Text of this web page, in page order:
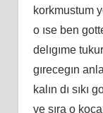
korkmustum
o ıse ben
delıgıme
gırecegın
kalın dı sıkı
ve sıra o